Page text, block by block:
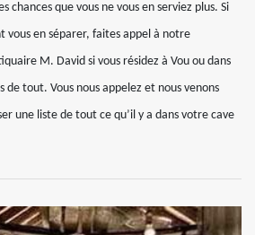
chances que vous ne vous en serviez plus. Si
vous en séparer, faites appel à notre
M. David si vous résidez à Vou ou dans
de tout. Vous nous appelez et nous venons
une liste de tout ce qu’il y a dans votre cave